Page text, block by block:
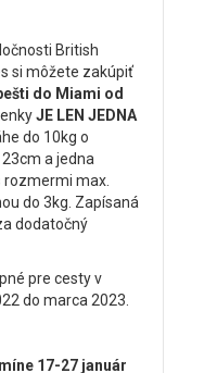
British
si môžete zakúpiť
do Miami od
JE LEN JEDNA
do 10kg o
a jedna
rozmermi max.
do 3kg. Zapísaná
dodatočný
pre cesty v
do marca 2023.
17-27 január